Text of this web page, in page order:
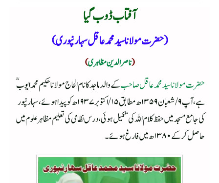
آفتاب ڈوب گیا
(حضرت مولانا سید محمد عاقل سہارنپوری)
(ناصرالدین مظاہری)
حضرت مولانا سید محمد عاقل صاحبکے والد ماجد کا نام الحاج مولاناحکیم محمد ایوبؒ
ہے ،آپ ۹/شعبان ۱۳۵۹ھ مطابق ۱۵/اکتوبر۱۹۳۷ھ کو پیدا ہوئے، سہارنپور
کی جامع مسجد میں حفظ کلام اللہ کی تکمیل ہوئی ،درس نظامی کی تعلیم مظاہرعلوم میں
حاصل کرکے ۱۳۸۰ھ میں فارغ ہوئے۔